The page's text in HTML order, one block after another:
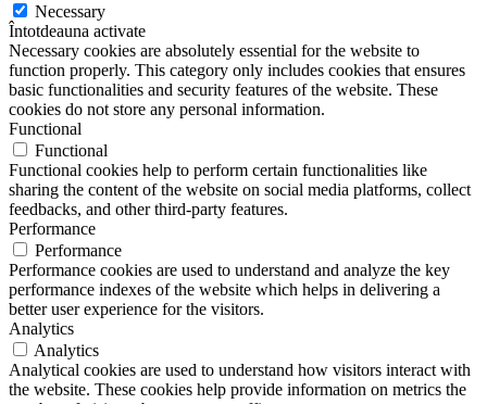
Necessary
Întotdeauna activate
Necessary cookies are absolutely essential for the website to
function properly. This category only includes cookies that ensures
basic functionalities and security features of the website. These
cookies do not store any personal information.
Functional
Functional
Functional cookies help to perform certain functionalities like
sharing the content of the website on social media platforms, collect
feedbacks, and other third-party features.
Performance
Performance
Performance cookies are used to understand and analyze the key
performance indexes of the website which helps in delivering a
better user experience for the visitors.
Analytics
Analytics
Analytical cookies are used to understand how visitors interact with
the website. These cookies help provide information on metrics the